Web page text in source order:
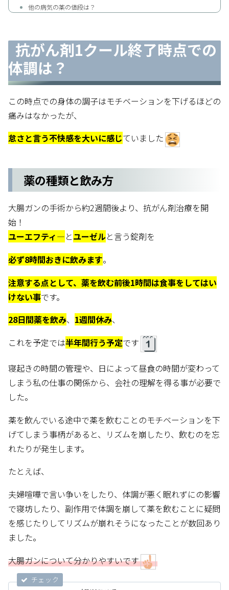
他の病気の薬の値段は？
抗がん剤1クール終了時点での
体調は？
この時点での身体の調子はモチベーションを下げるほどの
痛みはなかったが、
怠さと言う不快感を大いに感じていました
薬の種類と飲み方
大腸ガンの手術から約2週間後より、抗がん剤治療を開
始！
ユーエフティ―とユーゼルと言う錠剤を
必ず8時間おきに飲みます。
注意する点として、薬を飲む前後1時間は食事をしてはい
けない事です。
28日間薬を飲み、 1週間休み、
これを予定では半年間行う予定です
寝起きの時間の管理や、日によって昼食の時間が変わって
しまう私の仕事の関係から、会社の理解を得る事が必要で
した。
薬を飲んでいる途中で薬を飲むことのモチベーションを下
げてしまう事柄があると、リズムを崩したり、飲むのを忘
れたりが発生します。
たとえば、
夫婦喧嘩で言い争いをしたり、体調が悪く眠れずにの影響
で寝坊したり、副作用で体調を崩して薬を飲むことに疑問
を感じたりしてリズムが崩れそうになったことが数回あり
ました。
大腸ガンについて分かりやすいです